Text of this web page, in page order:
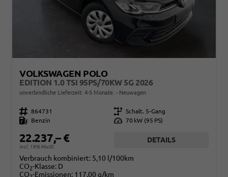
VOLKSWAGEN POLO
EDITION 1.0 TSI 95PS/70KW 5G 2026
unverbindliche Lieferzeit: 4-5 Monate. Neuwagen
Fahrzeugnr. 864731 Getriebe Schalt. 5-Gang
Kraftstoff
Benzin Leistung 70 kW (95 PS)
22.237,– €
incl. 19% MwSt.
DETAILS
Verbrauch kombiniert: 5,10 l/100km
CO2-Klasse: D
CO -Emissionen: 117,00 g/km